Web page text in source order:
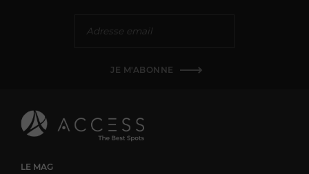
JE M'ABONNE
LE MAG